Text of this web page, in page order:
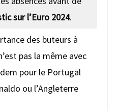
sur l’Euro 2024.
des buteurs à
pas la même avec
pour le Portugal
ou l’Angleterre